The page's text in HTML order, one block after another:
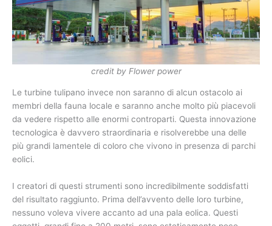
credit by Flower power
Le turbine tulipano invece non saranno di alcun ostacolo ai
membri della fauna locale e saranno anche molto più piacevoli
da vedere rispetto alle enormi controparti. Questa innovazione
tecnologica è davvero straordinaria e risolverebbe una delle
più grandi lamentele di coloro che vivono in presenza di parchi
eolici.
I creatori di questi strumenti sono incredibilmente soddisfatti
del risultato raggiunto. Prima dell’avvento delle loro turbine,
nessuno voleva vivere accanto ad una pala eolica. Questi